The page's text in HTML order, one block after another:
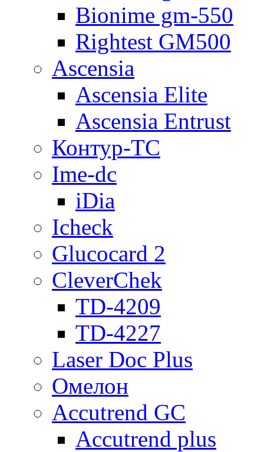
Bionime gm-550
Rightest GM500
Ascensia
Ascensia Elite
Ascensia Entrust
Контур-ТС
Ime-dc
iDia
Icheck
Glucocard 2
CleverChek
TD-4209
TD-4227
Laser Doc Plus
Омелон
Accutrend GC
Accutrend plus